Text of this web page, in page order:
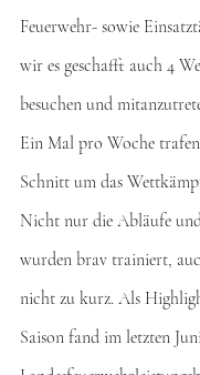
Feuerwehr- sowie
wir es geschafft auch 4
besuchen und
Ein Mal pro Woche
Schnitt um das
Nicht nur die Abläufe
wurden brav trainiert,
nicht zu kurz. Als
Saison fand im letzten